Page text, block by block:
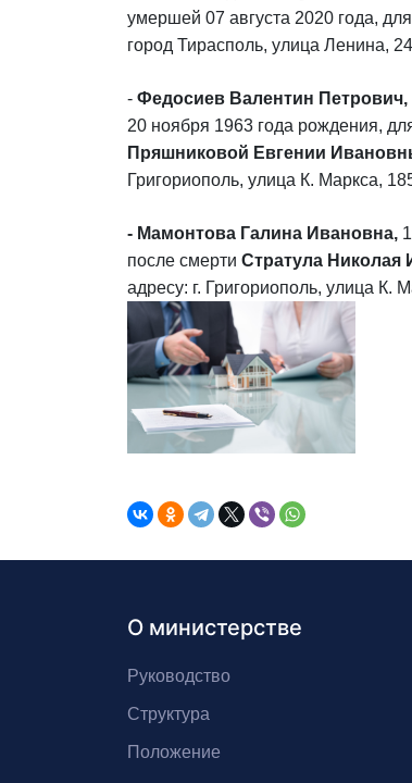
умершей 07 августа 2020 года,
город Тирасполь, улица Ленина,
- Федосиев Валентин
20 ноября 1963 года рождения,
Пряшниковой Евгении
Григориополь, улица К. Маркса,
- Мамонтова Галина Ивановна,
после смерти Стратула Николая
адресу: г. Григориополь, улица К.
О министерстве
Руководство
Структура
Положение